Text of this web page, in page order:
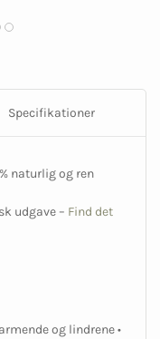
Specifikationer
naturlig og ren
udgave – Find det
og lindrene •